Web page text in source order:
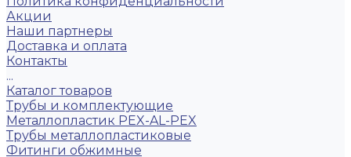
Акции
Наши партнеры
Доставка и оплата
Контакты
...
Каталог товаров
Трубы и комплектующие
Металлопластик PEX-AL-PEX
Трубы металлопластиковые
Фитинги обжимные